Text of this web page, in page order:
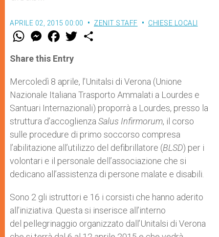
APRILE 02, 2015 00:00 ZENIT STAFF CHIESE LOCALI
W
t
s
p
p
M
e
s
e
g
e
r
F
a
e
b
o
k
w
Share this Entry
Mercoledì 8 aprile, l’Unitalsi di Verona (Unione
Nazionale Italiana Trasporto Ammalati a Lourdes e
Santuari Internazionali) proporrà a Lourdes, presso la
struttura d’accoglienza Salus Infirmorum, il corso
sulle procedure di primo soccorso compresa
l’abilitazione all’utilizzo del defibrillatore (BLSD) per i
volontari e il personale dell’associazione che si
dedicano all’assistenza di persone malate e disabili.
Sono 2 gli istruttori e 16 i corsisti che hanno aderito
all’iniziativa. Questa si inserisce all’interno
del pellegrinaggio organizzato dall’Unitalsi di Verona